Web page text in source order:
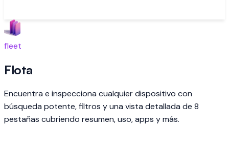
fleet
Flota
Encuentra e inspecciona cualquier dispositivo con
búsqueda potente, filtros y una vista detallada de 8
pestañas cubriendo resumen, uso, apps y más.